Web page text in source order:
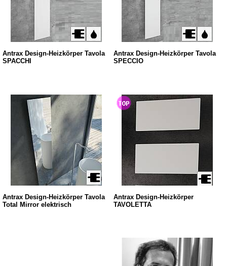
Antrax Design-Heizkörper Tavola
SPACCHI
Antrax Design-Heizkörper Tavola
SPECCIO
Antrax Design-Heizkörper Tavola
Total Mirror elektrisch
Antrax Design-Heizkörper
TAVOLETTA